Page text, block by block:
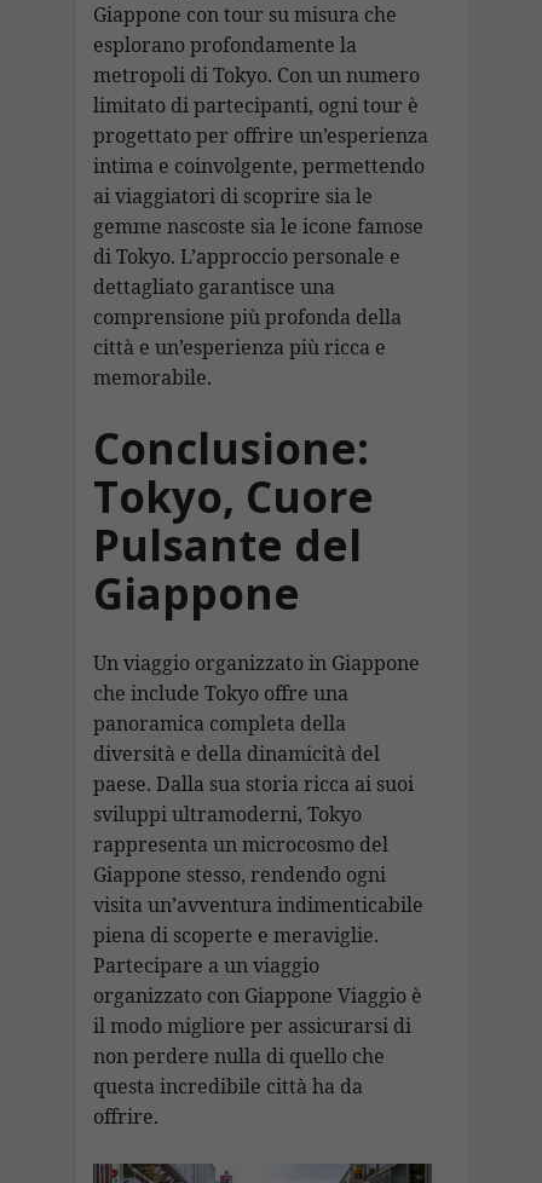
Giappone con tour su misura che
esplorano profondamente la
metropoli di Tokyo. Con un numero
limitato di partecipanti, ogni tour è
progettato per offrire un’esperienza
intima e coinvolgente, permettendo
ai viaggiatori di scoprire sia le
gemme nascoste sia le icone famose
di Tokyo. L’approccio personale e
dettagliato garantisce una
comprensione più profonda della
città e un’esperienza più ricca e
memorabile.
Conclusione:
Tokyo, Cuore
Pulsante del
Giappone
Un viaggio organizzato in Giappone
che include Tokyo offre una
panoramica completa della
diversità e della dinamicità del
paese. Dalla sua storia ricca ai suoi
sviluppi ultramoderni, Tokyo
rappresenta un microcosmo del
Giappone stesso, rendendo ogni
visita un’avventura indimenticabile
piena di scoperte e meraviglie.
Partecipare a un viaggio
organizzato con Giappone Viaggio è
il modo migliore per assicurarsi di
non perdere nulla di quello che
questa incredibile città ha da
offrire.